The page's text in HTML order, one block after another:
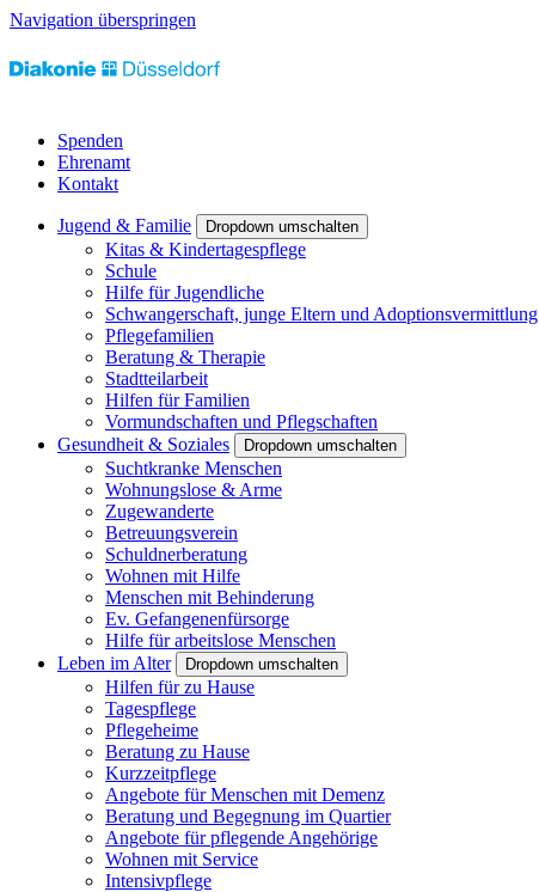
Navigation überspringen
Spenden
Ehrenamt
Kontakt
Jugend & Familie Dropdown umschalten
Kitas & Kindertagespflege
Schule
Hilfe für Jugendliche
Schwangerschaft, junge Eltern und Adoptionsvermittlung
Pflegefamilien
Beratung & Therapie
Stadtteilarbeit
Hilfen für Familien
Vormundschaften und Pflegschaften
Gesundheit & Soziales
Dropdown umschalten
Suchtkranke Menschen
Wohnungslose & Arme
Zugewanderte
Betreuungsverein
Schuldnerberatung
Wohnen mit Hilfe
Menschen mit Behinderung
Ev. Gefangenenfürsorge
Hilfe für arbeitslose Menschen
Leben im Alter
Dropdown umschalten
Hilfen für zu Hause
Tagespflege
Pflegeheime
Beratung zu Hause
Kurzzeitpflege
Angebote für Menschen mit Demenz
Beratung und Begegnung im Quartier
Angebote für pflegende Angehörige
Wohnen mit Service
Intensivpflege